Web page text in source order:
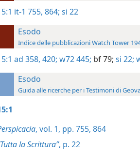
it-1 755, 864; si 22
Esodo
Indice delle pubblicazioni Watch Tower
ad 358, 420; w72 445; bf 79; si 22;
Esodo
Guida alle ricerche per i Testimoni di
, vol. 1, pp. 755, 864
la Scrittura”, p. 22